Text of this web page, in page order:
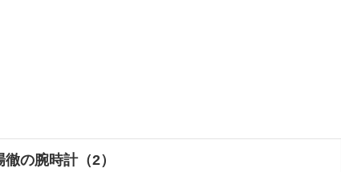
徹の腕時計（2）